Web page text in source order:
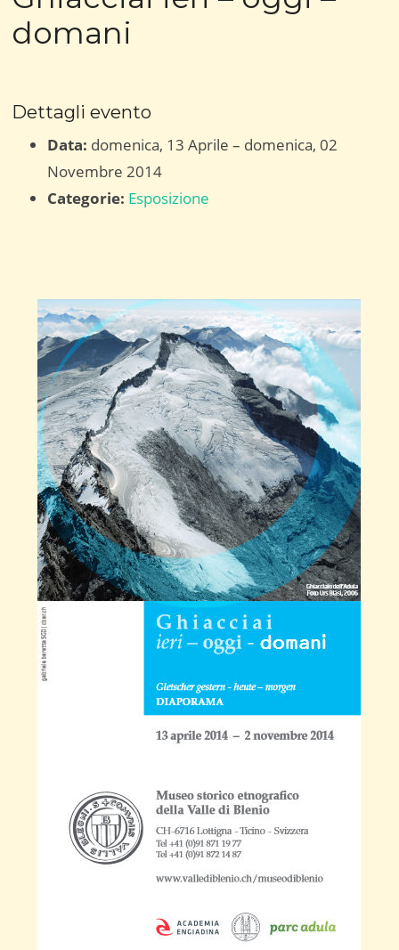
domani
Dettagli evento
Data: domenica, 13 Aprile – domenica, 02
Novembre 2014
Categorie: Esposizione